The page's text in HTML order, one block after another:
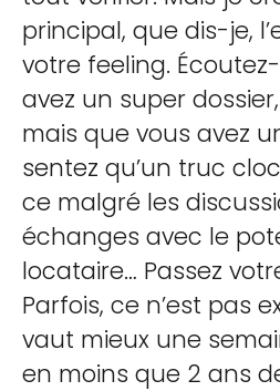
principal, que dis-je,
votre feeling.
avez un super
mais que vous avez
sentez qu’un truc
ce malgré les
échanges avec le
locataire… Passez
Parfois, ce n’est pas
vaut mieux une
en moins que 2 ans